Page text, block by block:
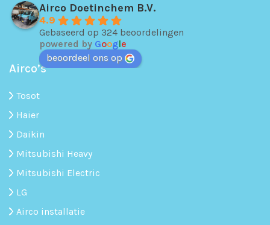
Airco Doetinchem B.V.
4.9
Gebaseerd op 324 beoordelingen
powered by Google
beoordeel ons op
Airco’s
Tosot
Haier
Daikin
Mitsubishi Heavy
Mitsubishi Electric
LG
Airco installatie